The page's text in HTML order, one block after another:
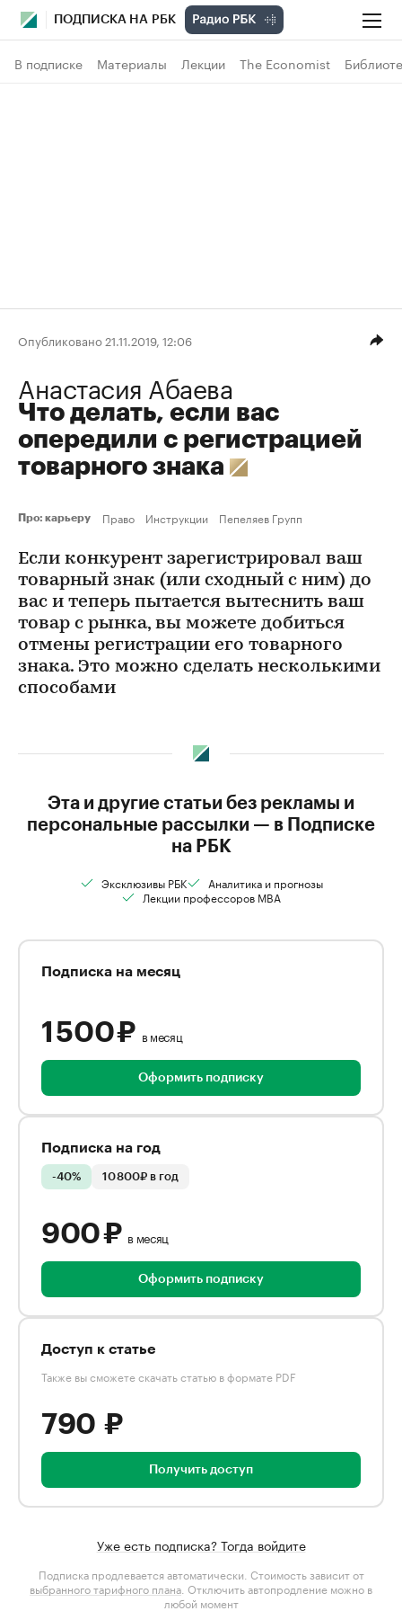
ПОДПИСКА НА РБК
В подписке Материалы Лекции The Economist
Опубликовано 21.11.2019, 12:06
Анастасия Абаева
Что делать, если вас
опередили с регистрацией
товарного знака
Про: карьеру Право Инструкции Пепеляев Групп
Если конкурент зарегистрировал ваш
товарный знак (или сходный с ним) до
вас и теперь пытается вытеснить ваш
товар с рынка, вы можете добиться
отмены регистрации его товарного
знака. Это можно сделать несколькими
способами
Эта и другие статьи без рекламы и
персональные рассылки — в Подписке
на РБК
Эксклюзивы РБК
Аналитика и прогнозы
Лекции профессоров MBA
Подписка на месяц
1 500 ₽ в месяц
Оформить подписку
Подписка на год
-40% 10 800₽ в год
900 ₽ в месяц
Оформить подписку
Доступ к статье
Также вы сможете скачать статью в формате PDF
790 ₽
Получить доступ
Уже есть подписка? Тогда войдите
Подписка продлевается автоматически. Стоимость зависит от
выбранного тарифного плана . Отключить автопродление можно в
любой момент